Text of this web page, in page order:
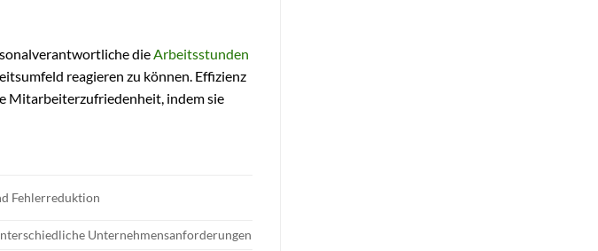
die Arbeitsstunden
reagieren zu können. Effizienz
Mitarbeiterzufriedenheit, indem sie
Fehlerreduktion
Unternehmensanforderungen